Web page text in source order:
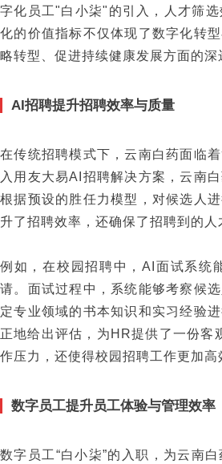
字化员工"白小柒"的引入，人才筛选
化的价值指标不仅体现了数字化转
略转型、促进持续健康发展方面的深
AI招聘提升招聘效率与质量
在传统招聘模式下，云南白药面临
入用友大易AI招聘解决方案，云南
根据预设的胜任力模型，对候选人
升了招聘效率，还确保了招聘到的
例如，在校园招聘中，AI面试系统
请。面试过程中，系统能够考察候
定专业领域的书本知识和实习经验
正地给出评估，为HR提供了一份客
作压力，还使得校园招聘工作更加高
数字员工提升员工体验与管理效率
数字员工“白小柒”的入职，为云南